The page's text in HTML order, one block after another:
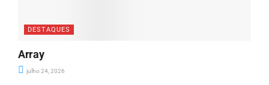
DESTAQUES
Array
julho 24, 2026